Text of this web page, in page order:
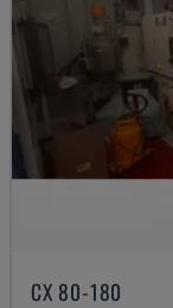
CX 80-180